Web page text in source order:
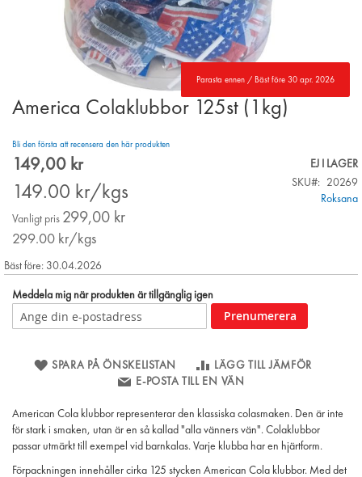
Parasta ennen / Bäst före 30 apr. 2026
Skip
of
the
images
gallery
America Colaklubbor 125st (1kg)
Bli den första att recensera den här produkten
Special
149,00 kr
149.00 kr/kgs
Vanligt pris 299,00 kr
299.00 kr/kgs
EJ I LAGER
SKU
20269
Roksana
Bäst före: 30.04.2026
Meddela mig när produkten är tillgänglig igen
Prenumerera
SPARA PÅ ÖNSKELISTAN
LÄGG TILL JÄMFÖR
E-POSTA TILL EN VÄN
American Cola klubbor representerar den klassiska colasmaken. Den är inte
för stark i smaken, utan är en så kallad "alla vänners vän". Colaklubbor
passar utmärkt till exempel vid barnkalas. Varje klubba har en hjärtform.
Förpackningen innehåller cirka 125 stycken American Cola klubbor. Med det